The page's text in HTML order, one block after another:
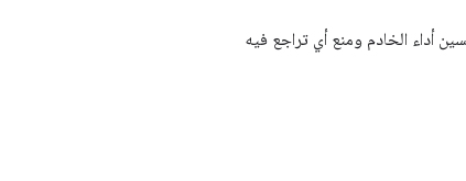
أداء الخادم ومنع أي تراجع فيه